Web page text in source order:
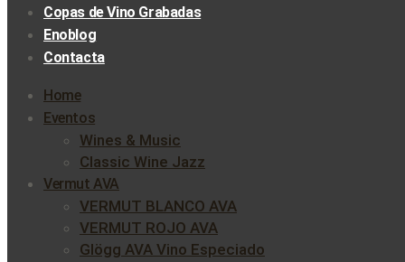
Copas de Vino Grabadas
Enoblog
Contacta
Home
Eventos
Wines & Music
Classic Wine Jazz
Vermut AVA
VERMUT BLANCO AVA
VERMUT ROJO AVA
Glögg AVA Vino Especiado